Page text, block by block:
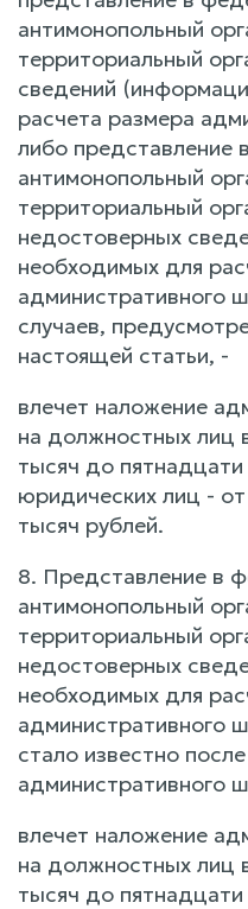
антимонопольный
территориальный
сведений
расчета размера
либо представление
антимонопольный
территориальный
недостоверных
необходимых для
административного
случаев,
настоящей статьи, -
влечет наложение
на должностных лиц
тысяч до
юридических лиц -
тысяч рублей.
8. Представление в
антимонопольный
территориальный
недостоверных
необходимых для
административного
стало известно
административного
влечет наложение
на должностных лиц
тысяч до